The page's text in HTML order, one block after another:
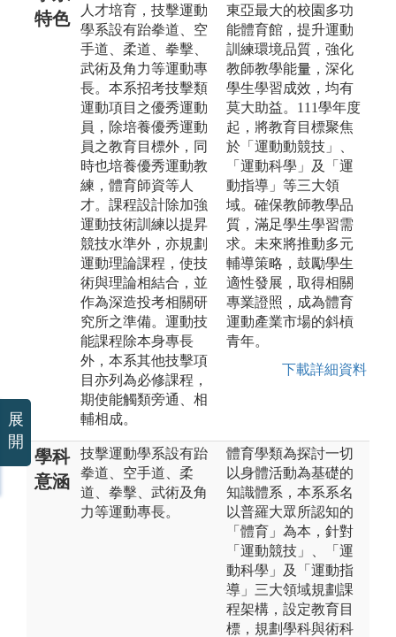
特色
人才培育，技擊運動
學系設有跆拳道、空
手道、柔道、拳擊、
武術及角力等運動專
長。本系招考技擊類
運動項目之優秀運動
員，除培養優秀運動
員之教育目標外，同
時也培養優秀運動教
練，體育師資等人
才。課程設計除加強
運動技術訓練以提昇
競技水準外，亦規劃
運動理論課程，使技
術與理論相結合，並
作為深造投考相關研
究所之準備。運動技
能課程除本身專長
外，本系其他技擊項
目亦列為必修課程，
期使能觸類旁通、相
輔相成。
東亞最大的校園多功
能體育館，提升運動
訓練環境品質，強化
教師教學能量，深化
學生學習成效，均有
莫大助益。111學年度
起，將教育目標聚焦
於「運動動競技」、
「運動科學」及「運
動指導」等三大領
域。確保教師教學品
質，滿足學生學習需
求。未來將推動多元
輔導策略，鼓勵學生
適性發展，取得相關
專業證照，成為體育
運動產業市場的斜槓
青年。
下載詳細資料
學科
意涵
技擊運動學系設有跆
拳道、空手道、柔
道、拳擊、武術及角
力等運動專長。
體育學類為探討一切
以身體活動為基礎的
知識體系，本系系名
以普羅大眾所認知的
「體育」為本，針對
「運動競技」、「運
動科學」及「運動指
導」三大領域規劃課
程架構，設定教育目
標，規劃學科與術科
展
開